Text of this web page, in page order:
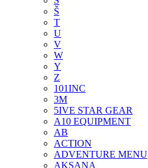
Š
T
U
V
W
Y
Z
101INC
3M
5IVE STAR GEAR
A10 EQUIPMENT
AB
ACTION
ADVENTURE MENU
AKSANA